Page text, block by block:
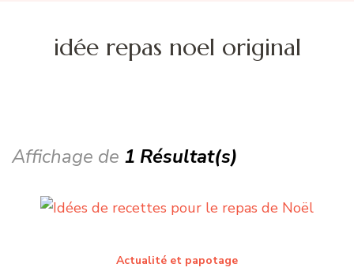
idée repas noel original
Affichage de 1 Résultat(s)
Actualité et papotage